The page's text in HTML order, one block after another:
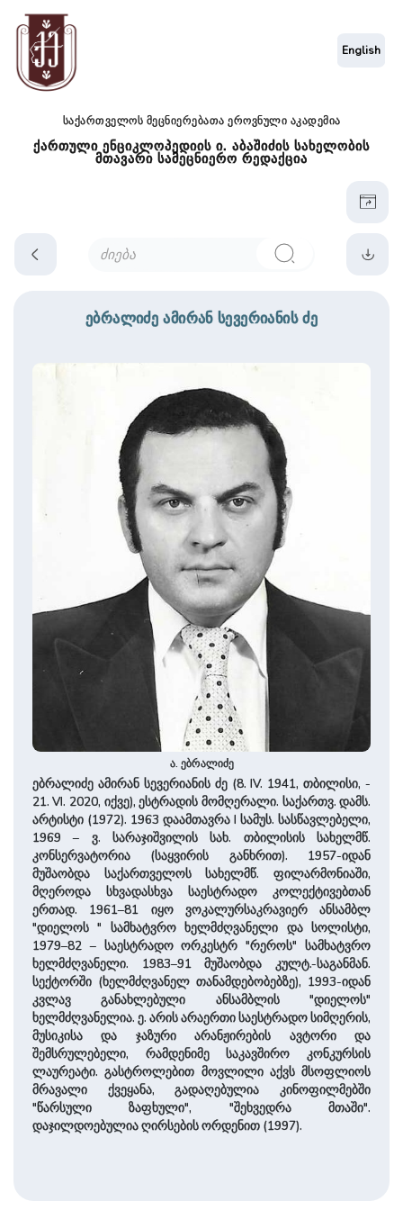
საქართველოს მეცნიერებათა ეროვნული აკადემია
ქართული ენციკლოპედიის ი. აბაშიძის სახელობის
მთავარი სამეცნიერო რედაქცია
English
ებრალიძე ამირან სევერიანის ძე
ა. ებრალიძე
ებრალიძე ამირან სევერიანის ძე (8. IV. 1941, თბილისი, -
21. VI. 2020, იქვე), ესტრადის მომღერალი. საქართვ. დამს.
არტისტი (1972). 1963 დაამთავრა I სამუს. სასწავლებელი,
1969 – ვ. სარაჯიშვილის სახ. თბილისის სახელმწ.
კონსერვატორია (საყვირის განხრით). 1957-იდან
მუშაობდა საქართველოს სახელმწ. ფილარმონიაში,
მღეროდა სხვადასხვა საესტრადო კოლექტივებთან
ერთად. 1961–81 იყო ვოკალურსაკრავიერ ანსამბლ
"დიელოს " სამხატვრო ხელმძღვანელი და სოლისტი,
1979–82 – საესტრადო ორკესტრ "რეროს" სამხატვრო
ხელმძღვანელი. 1983–91 მუშაობდა კულტ.-საგანმან.
სექტორში (ხელმძღვანელ თანამდებობებზე), 1993-იდან
კვლავ განახლებული ანსამბლის "დიელოს"
ხელმძღვანელია. ე. არის არაერთი საესტრადო სიმღერის,
მუსიკისა და ჯაზური არანჟირების ავტორი და
შემსრულებელი, რამდენიმე საკავშირო კონკურსის
ლაურეატი. გასტროლებით მოვლილი აქვს მსოფლიოს
მრავალი ქვეყანა, გადაღებულია კინოფილმებში
"წარსული ზაფხული", "შეხვედრა მთაში".
დაჯილდოებულია ღირსების ორდენით (1997).